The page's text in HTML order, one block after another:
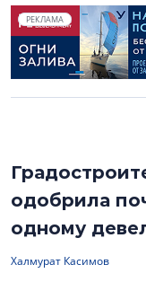
РЕКЛАМА
одобрила
одному
Халмурат Касимов